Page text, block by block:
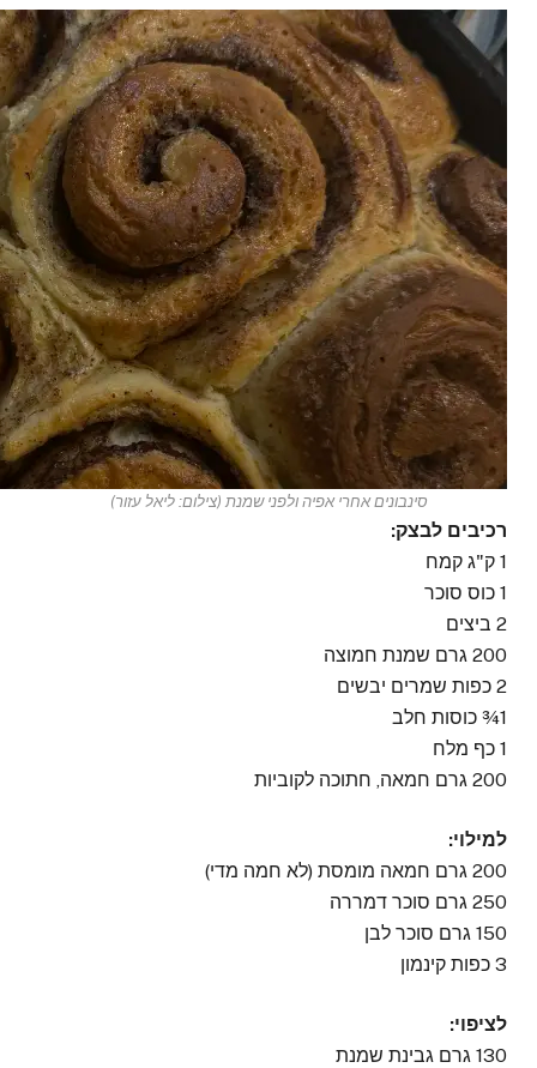
סינבונים אחרי אפיה ולפני שמנת (צילום: ליאל עזור)
רכיבים לבצק:
1 ק"ג קמח
1 כוס סוכר
2 ביצים
200 גרם שמנת חמוצה
2 כפות שמרים יבשים
1¾ כוסות חלב
1 כף מלח
200 גרם חמאה, חתוכה לקוביות
למילוי:
200 גרם חמאה מומסת (לא חמה מדי)
250 גרם סוכר דמררה
150 גרם סוכר לבן
3 כפות קינמון
לציפוי:
130 גרם גבינת שמנת